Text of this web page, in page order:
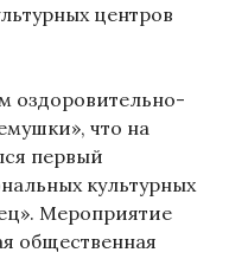
центров
оздоровительно-
что на
первый
культурных
Мероприятие
общественная